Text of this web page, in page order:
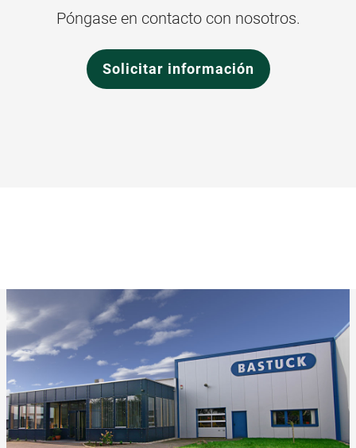
Póngase en contacto con nosotros.
Solicitar información